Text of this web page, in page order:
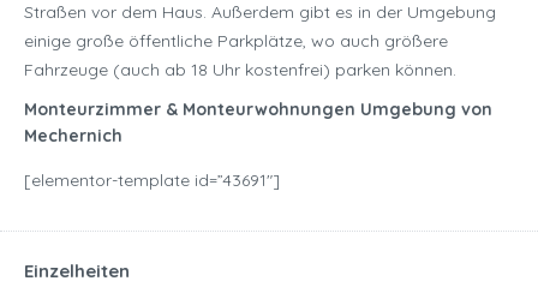
Straßen vor dem Haus. Außerdem gibt es in der Umgebung
einige große öffentliche Parkplätze, wo auch größere
Fahrzeuge (auch ab 18 Uhr kostenfrei) parken können.
Monteurzimmer & Monteurwohnungen Umgebung von
Mechernich
[elementor-template id=”43691″]
Einzelheiten